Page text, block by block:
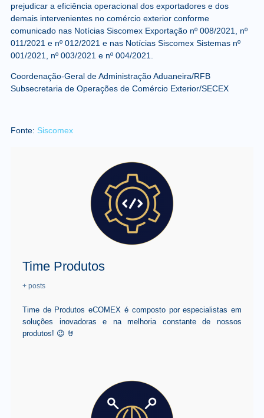
prejudicar a eficiência operacional dos exportadores e dos
demais intervenientes no comércio exterior conforme
comunicado nas Notícias Siscomex Exportação nº 008/2021, nº
011/2021 e nº 012/2021 e nas Notícias Siscomex Sistemas nº
001/2021, nº 003/2021 e nº 004/2021.
Coordenação-Geral de Administração Aduaneira/RFB
Subsecretaria de Operações de Comércio Exterior/SECEX
Fonte: Siscomex
Time Produtos
+ posts
Time de Produtos eCOMEX é composto por especialistas em
soluções inovadoras e na melhoria constante de nossos
produtos! 😉 🤘